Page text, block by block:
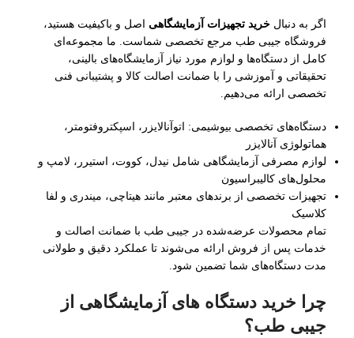
اگر به دنبال خرید تجهیزات آزمایشگاهی اصل و باکیفیت هستید،
فروشگاه جیبی‌ طب مرجع تخصصی شماست. ما مجموعه‌ای
کامل از دستگاه‌ها و لوازم مورد نیاز آزمایشگاه‌های بالینی،
تحقیقاتی و آموزشی را با ضمانت اصالت کالا و پشتیبانی فنی
تخصصی ارائه می‌دهیم.
دستگاه‌های تخصصی بیوشیمی: اتوآنالایزر، اسپکتروفتومتر،
هماتولوژی آنالایزر
لوازم مصرفی آزمایشگاهی شامل نیدل، کووت، استیرر، لامپ و
محلول‌های کالیبراسیون
تجهیزات تخصصی از برندهای معتبر مانند هیتاچی، میندری و لفا
کلاسیک
تمام محصولات عرضه‌شده در جیبی طب با ضمانت اصالت و
خدمات پس از فروش ارائه می‌شوند تا عملکرد دقیق و طولانی‌
مدت دستگاه‌های شما تضمین شود.
چرا خرید دستگاه های آزمایشگاهی از
جیبی‌ طب؟